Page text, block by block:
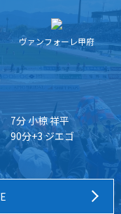
ヴァンフォーレ甲府
7分 小椋 祥平
90分+3 ジエゴ